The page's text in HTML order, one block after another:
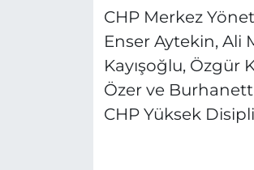
CHP Merkez
Enser Aytekin, Ali
Kayışoğlu, Özgür
Özer ve
CHP Yüksek